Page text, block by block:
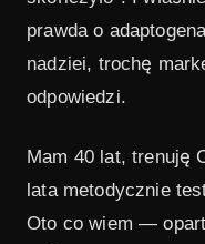
Czym różni
7.4 Czy
prawda o
nadziei, trochę
odpowiedzi.
Mam 40 lat, trenuję
lata metodycznie
Oto co wiem —